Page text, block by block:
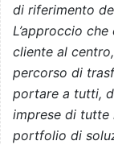
di riferimento
L’approccio
cliente al
percorso di
portare a tutti,
imprese di tutte
portfolio di